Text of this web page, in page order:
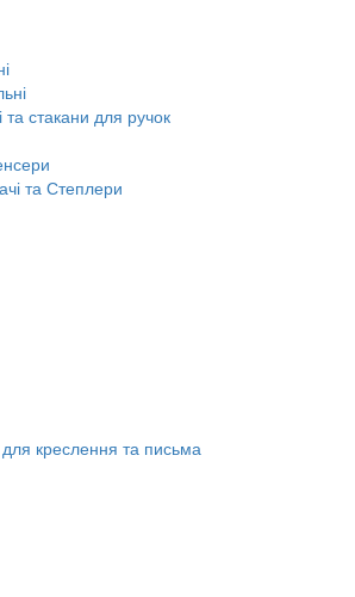
та стакани для ручок
та Степлери
для креслення та письма